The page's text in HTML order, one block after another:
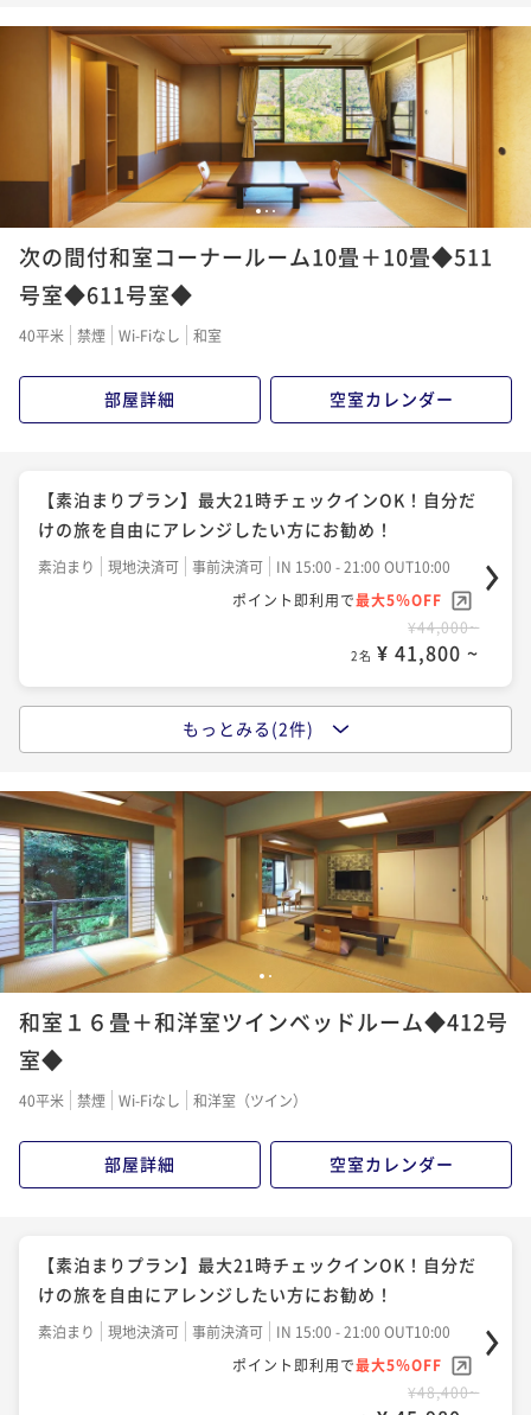
朝食付き 現地決済可 事前決済可
IN 15:00 - 21:00 OUT10:00
ポイント即利用で最大5％OFF
¥41,800~
2名 ¥ 39,710 ~
【スタンダード】◆金目鯛・あわびを味わう◆伊豆の
おばんざいを愉しむ献立
二食付き 現地決済可
123
次の間付和室コーナールーム10畳＋10畳◆511
号室◆611号室◆
40平米 禁煙 Wi-Fiなし 和室
部屋詳細 空室カレンダー
【素泊まりプラン】最大21時チェックインOK！自分だ
けの旅を自由にアレンジしたい方にお勧め！
素泊まり 現地決済可 事前決済可
IN 15:00 - 21:00 OUT10:00
ポイント即利用で最大5％OFF
¥44,000~
2名 ¥ 41,800 ~
【1泊朝食付】湯河原で本物の手作りと食材にこだわ
朝食付き 現地決済可 事前決済可
IN 15:00 - 21:00 OUT10:00
ポイント即利用で最大5％OFF
¥48,400~
2名 ¥ 45,980 ~
【スタンダード】◆金目鯛・あわびを味わう◆伊豆の
おばんざいを愉しむ献立
二食付き
もっとみる(2件)
1 2
和室１６畳＋和洋室ツインベッドルーム◆412号
室◆
40平米 禁煙 Wi-Fiなし 和洋室（ツイン）
部屋詳細 空室カレンダー
【素泊まりプラン】最大21時チェックインOK！自分だ
けの旅を自由にアレンジしたい方にお勧め！
素泊まり 現地決済可 事前決済可
IN 15:00 - 21:00 OUT10:00
ポイント即利用で最大5％OFF
¥48,400~